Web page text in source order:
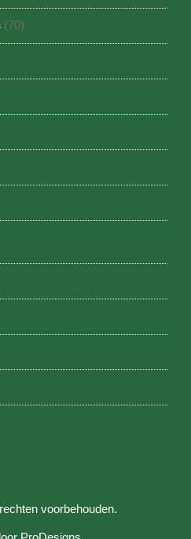
(70)
voorbehouden.